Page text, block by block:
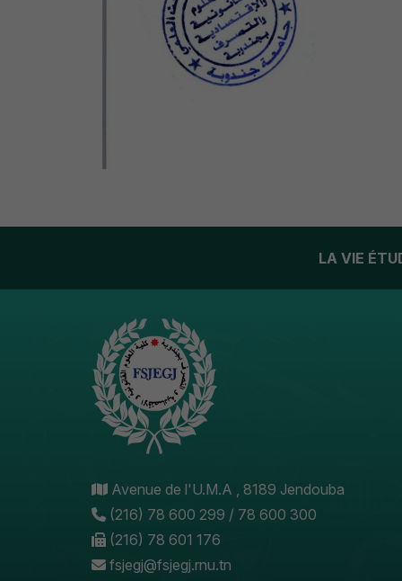
LA VIE
Avenue de l'U.M.A , 8189 Jendouba
(216) 78 600 299 / 78 600 300
(216) 78 601 176
fsjegj@fsjegj.rnu.tn